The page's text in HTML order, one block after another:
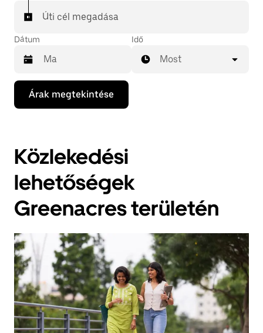
Úti cél megadása
Dátum
A
lefelé
mutató
a
naptárat,
és
kiválaszthatod
dátumot.
A
az
Escape
billentyűvel
zárhatod
be.
Idő
Most
Árak megtekintése
Közlekedési
lehetőségek
Greenacres területén